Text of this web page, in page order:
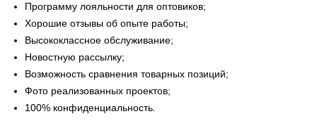
Программу лояльности для оптовиков;
Хорошие отзывы об опыте работы;
Высококлассное обслуживание;
Новостную рассылку;
Возможность сравнения товарных позиций;
Фото реализованных проектов;
100% конфиденциальность.